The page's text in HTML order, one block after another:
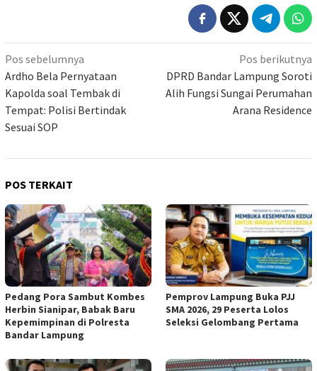
Navigasi
pos
Pos sebelumnya
Ardho Bela Pernyataan
Kapolda soal Tembak di
Tempat: Polisi Bertindak
Sesuai SOP
Pos berikutnya
DPRD Bandar Lampung Soroti
Alih Fungsi Sungai Perumahan
Arana Residence
POS TERKAIT
Pedang Pora Sambut Kombes
Herbin Sianipar, Babak Baru
Kepemimpinan di Polresta
Bandar Lampung
Pemprov Lampung Buka PJJ
SMA 2026, 29 Peserta Lolos
Seleksi Gelombang Pertama